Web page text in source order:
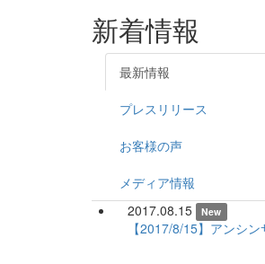
新着情報
最新情報
プレスリリース
お客様の声
メディア情報
2017.08.15
New
【2017/8/15】アンシ